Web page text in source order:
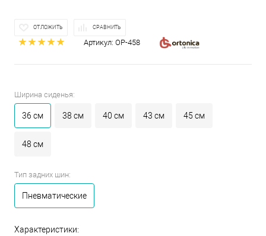
ОТЛОЖИТЬ СРАВНИТЬ
Артикул: ОР-458
Ширина сиденья:
36 см 38 см 40 см 43 см 45 см
48 см
Тип задних шин:
Пневматические
Характеристики: